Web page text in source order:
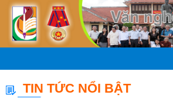
TIN TỨC NỔI BẬT